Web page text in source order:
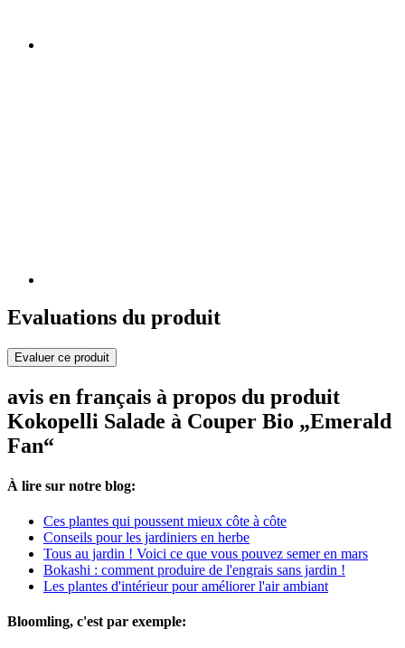
Evaluations du produit
Evaluer ce produit
avis en français à propos du produit
Kokopelli Salade à Couper Bio „Emerald
Fan“
À lire sur notre blog:
Ces plantes qui poussent mieux côte à côte
Conseils pour les jardiniers en herbe
Tous au jardin ! Voici ce que vous pouvez semer en mars
Bokashi : comment produire de l'engrais sans jardin !
Les plantes d'intérieur pour améliorer l'air ambiant
Bloomling, c'est par exemple: